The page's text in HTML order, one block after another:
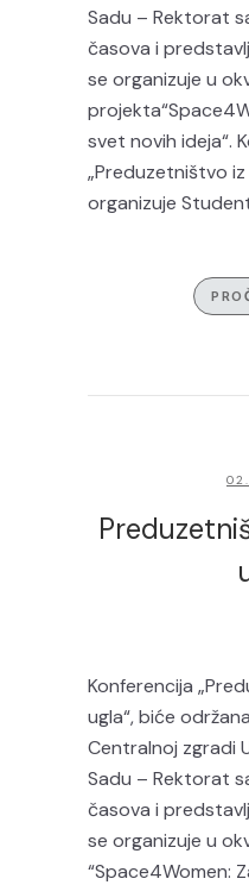
Sadu – Rektorat
časova i
se organizuje u
svet novih ideja“.
„Preduzetništvo iz
organizuje
Konferencija
ugla“, biće
Centralnoj zgradi
Sadu – Rektorat
časova i
se organizuje u
“Space4Women: